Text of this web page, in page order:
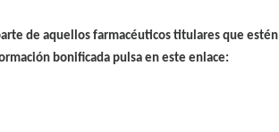
de aquellos farmacéuticos titulares que estén
bonificada pulsa en este enlace: